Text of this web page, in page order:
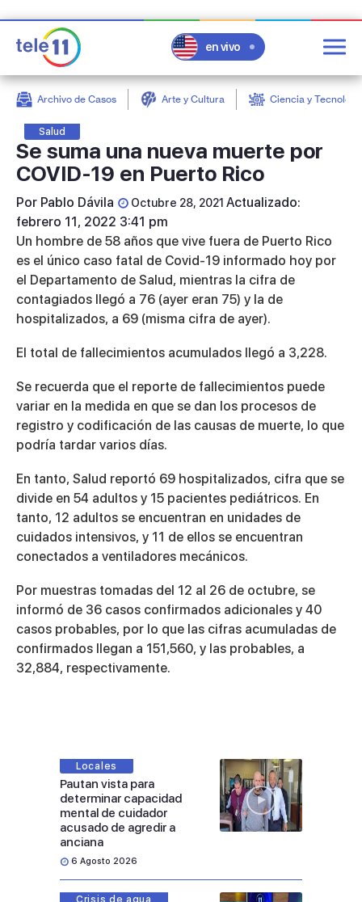
en vivo
Archivo de Casos Arte y Cultura Ciencia y
Salud
Se suma una nueva muerte por
COVID-19 en Puerto Rico
Por Pablo Dávila Octubre 28, 2021 Actualizado:
febrero 11, 2022 3:41 pm
Un hombre de 58 años que vive fuera de Puerto Rico
es el único caso fatal de Covid-19 informado hoy por
el Departamento de Salud, mientras la cifra de
contagiados llegó a 76 (ayer eran 75) y la de
hospitalizados, a 69 (misma cifra de ayer).
El total de fallecimientos acumulados llegó a 3,228.
Se recuerda que el reporte de fallecimientos puede
variar en la medida en que se dan los procesos de
registro y codificación de las causas de muerte, lo que
podría tardar varios días.
En tanto, Salud reportó 69 hospitalizados, cifra que se
divide en 54 adultos y 15 pacientes pediátricos. En
tanto, 12 adultos se encuentran en unidades de
cuidados intensivos, y 11 de ellos se encuentran
conectados a ventiladores mecánicos.
Por muestras tomadas del 12 al 26 de octubre, se
informó de 36 casos confirmados adicionales y 40
casos probables, por lo que las cifras acumuladas de
confirmados llegan a 151,560, y las probables, a
32,884, respectivamente.
Locales
Pautan vista para
determinar capacidad
mental de cuidador
acusado de agredir a
anciana
6 Agosto 2026
Crisis de agua
post